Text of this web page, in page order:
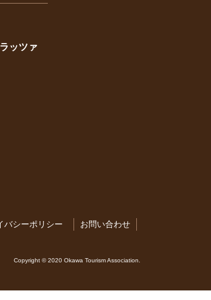
ッツァ
バシーポリシー お問い合わせ
Copyright © 2020 Okawa Tourism Association.